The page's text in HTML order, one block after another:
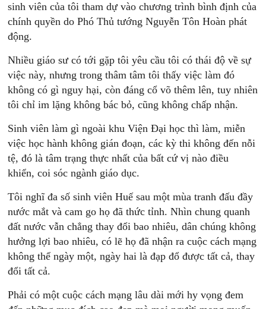
sinh viên của tôi tham dự vào chương trình bình định của
chính quyền do Phó Thủ tướng Nguyễn Tôn Hoàn phát
động.
Nhiều giáo sư có tới gặp tôi yêu cầu tôi có thái độ về sự
việc này, nhưng trong thâm tâm tôi thấy việc làm đó
không có gì nguy hại, còn đáng cổ võ thêm lên, tuy nhiên
tôi chỉ im lặng không bác bỏ, cũng không chấp nhận.
Sinh viên làm gì ngoài khu Viện Đại học thì làm, miễn
việc học hành không gián đoạn, các kỳ thi không đến nỗi
tệ, đó là tâm trạng thực nhất của bất cứ vị nào điều
khiển, coi sóc ngành giáo dục.
Tôi nghĩ đa số sinh viên Huế sau một mùa tranh đấu đầy
nước mắt và cam go họ đã thức tỉnh. Nhìn chung quanh
đất nước vẫn chẳng thay đổi bao nhiêu, dân chúng không
hưởng lợi bao nhiêu, có lẽ họ đã nhận ra cuộc cách mạng
không thể ngày một, ngày hai là đạp đổ được tất cả, thay
đổi tất cả.
Phải có một cuộc cách mạng lâu dài mới hy vọng đem